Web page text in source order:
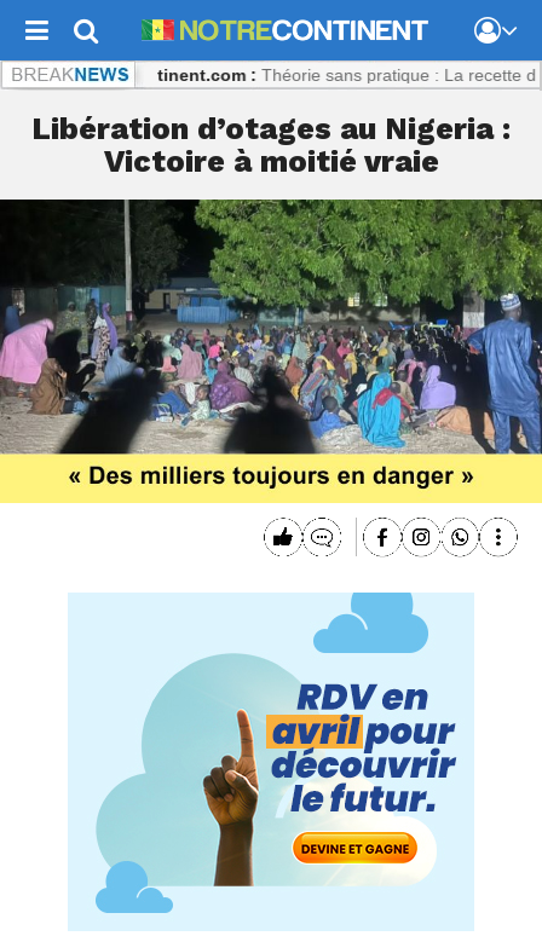
Notrecontinent.com : Théorie sans pratique : La recette du
Libération d’otages au Nigeria :
Victoire à moitié vraie